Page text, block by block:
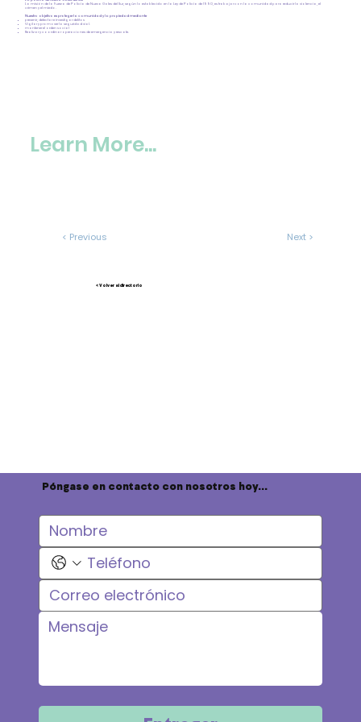
Next >
< Previous
Learn More...
La misión de la Fuerza de Policía de Nueva Gales del Sur, según lo establecido en la Ley de Policía de 1990, es trabajar con la comunidad para reducir la violencia, el
crimen y el miedo.
Nuestro objetivo es proteger la comunidad y la propiedad mediante
prevenir, detectar e investigar delitos
Vigilar y promover la seguridad vial.
mantener el orden social
Realizar y coordinar operaciones de emergencia y rescate.
< Volver al directorio
Póngase en contacto con nosotros hoy...